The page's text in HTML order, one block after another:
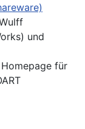
und
Homepage für